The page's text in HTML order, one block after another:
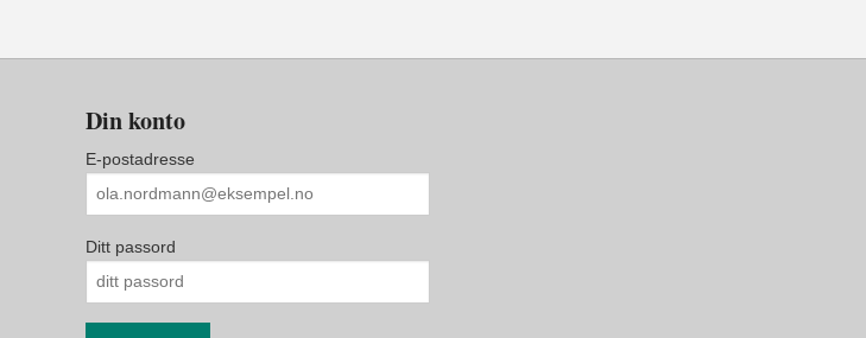
Din konto
E-postadresse
Ditt passord